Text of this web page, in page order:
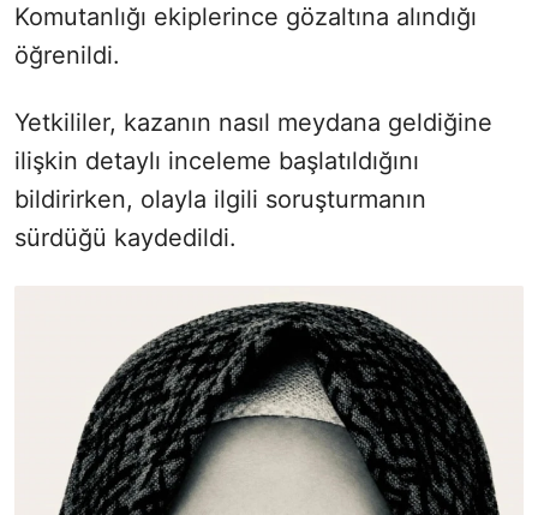
Komutanlığı ekiplerince gözaltına alındığı
öğrenildi.
Yetkililer, kazanın nasıl meydana geldiğine
ilişkin detaylı inceleme başlatıldığını
bildirirken, olayla ilgili soruşturmanın
sürdüğü kaydedildi.